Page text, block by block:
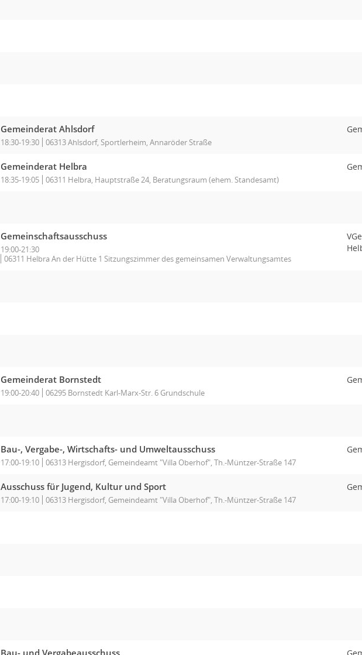
Gemeinderat Ahlsdorf
18:30-19:30 06313 Ahlsdorf, Sportlerheim, Annaröder Straße
Gemeinderat Helbra
18:35-19:05 06311 Helbra, Hauptstraße 24, Beratungsraum (ehem. Standesamt)
Gemeinschaftsausschuss
19:00-21:30
06311 Helbra An der Hütte 1 Sitzungszimmer des gemeinsamen Verwaltungsamtes
Gemeinderat Bornstedt
19:00-20:40 06295 Bornstedt Karl-Marx-Str. 6 Grundschule
Bau-, Vergabe-, Wirtschafts- und Umweltausschuss
17:00-19:10 06313 Hergisdorf, Gemeindeamt "Villa Oberhof", Th.-Müntzer-Straße 147
Ausschuss für Jugend, Kultur und Sport
17:00-19:10 06313 Hergisdorf, Gemeindeamt "Villa Oberhof", Th.-Müntzer-Straße 147
Bau- und Vergabeausschuss